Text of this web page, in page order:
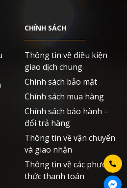
CHÍNH SÁCH
Thông tin về điều kiện
giao dịch chung
Chính sách bảo mật
Chính sách mua hàng
Chính sách bảo hành –
đổi trả hàng
Thông tin về vận chuyển
và giao nhận
Thông tin về các phương
thức thanh toán